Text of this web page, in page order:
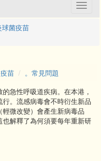
球菌疫苗
苗
。常見問題
急性呼吸道疾病。在本港，
。流感病毒會不時衍生新品
微改變）會產生新病毒品
解釋了為何須要每年重新研